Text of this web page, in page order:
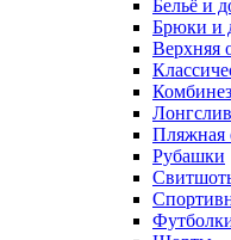
Бельё и
Брюки и
Верхняя
Пляжная
Рубашки